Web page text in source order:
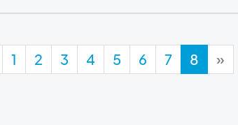
1 2 3 4 5 6 7 8 »